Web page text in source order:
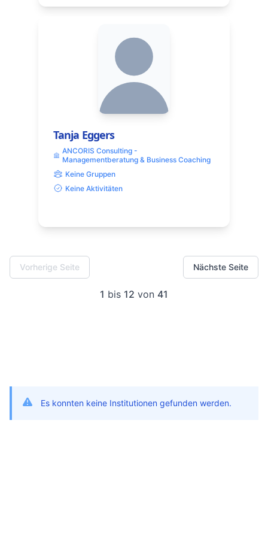
Tanja Eggers
ANCORIS Consulting -
Managementberatung & Business Coaching
Keine Gruppen
Keine Aktivitäten
Vorherige Seite Nächste Seite
1 bis 12 von 41
Es konnten keine Institutionen gefunden werden.